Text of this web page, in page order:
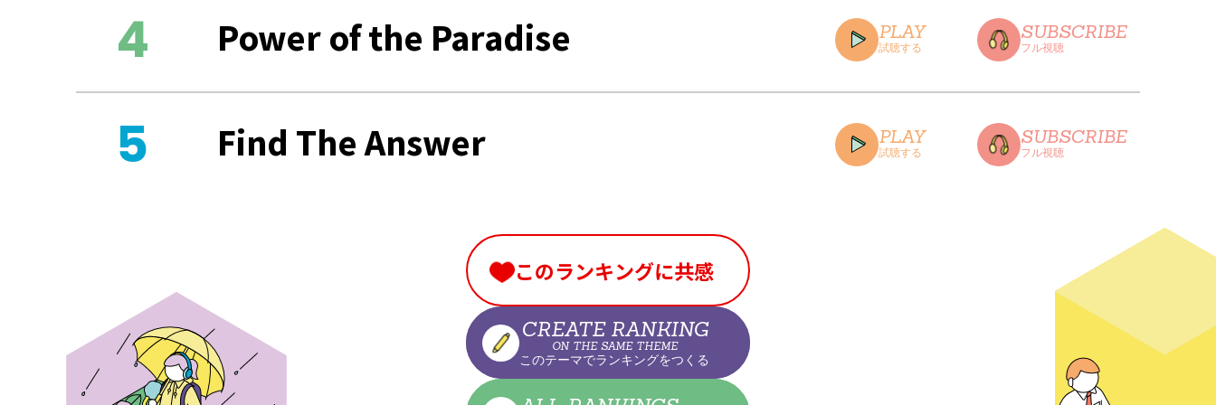
CLOSE
Power of the Paradise PLAY
試聴する
SUBSCRIBE
フル視聴
Find The Answer PLAY
試聴する
SUBSCRIBE
フル視聴
CLOSE
このランキングに共感
CREATE RANKING
ON THE SAME THEME
このテーマでランキングをつくる